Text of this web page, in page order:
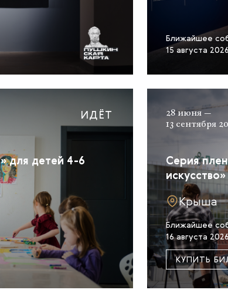
Ближайшее
15 августа 2026
для детей 4-6
ИДЁТ
28 июня —
13 сентября
Серия
Крыша
Ближайшее
16 августа 2026
КУПИТЬ